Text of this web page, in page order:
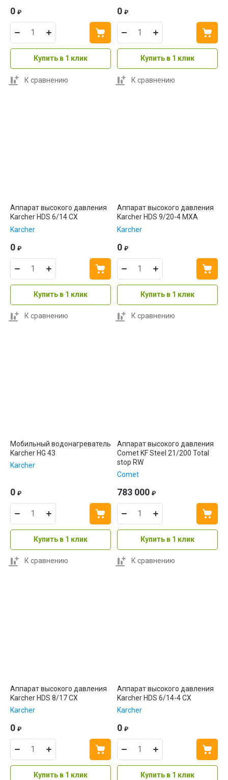
0 ₽
Купить в 1 клик
К сравнению
0 ₽
Купить в 1 клик
К сравнению
Аппарат высокого давления
Karcher HDS 6/14 CX
Karcher
0 ₽
Купить в 1 клик
К сравнению
Аппарат высокого давления
Karcher HDS 9/20-4 MXA
Karcher
0 ₽
Купить в 1 клик
К сравнению
Мобильный водонагреватель
Karcher HG 43
Karcher
0 ₽
Купить в 1 клик
К сравнению
Аппарат высокого давления
Comet KF Steel 21/200 Total
stop RW
Comet
783 000 ₽
Купить в 1 клик
К сравнению
Аппарат высокого давления
Karcher HDS 8/17 CX
Karcher
0 ₽
Купить в 1 клик
Аппарат высокого давления
Karcher HDS 6/14-4 CX
Karcher
0 ₽
Купить в 1 клик